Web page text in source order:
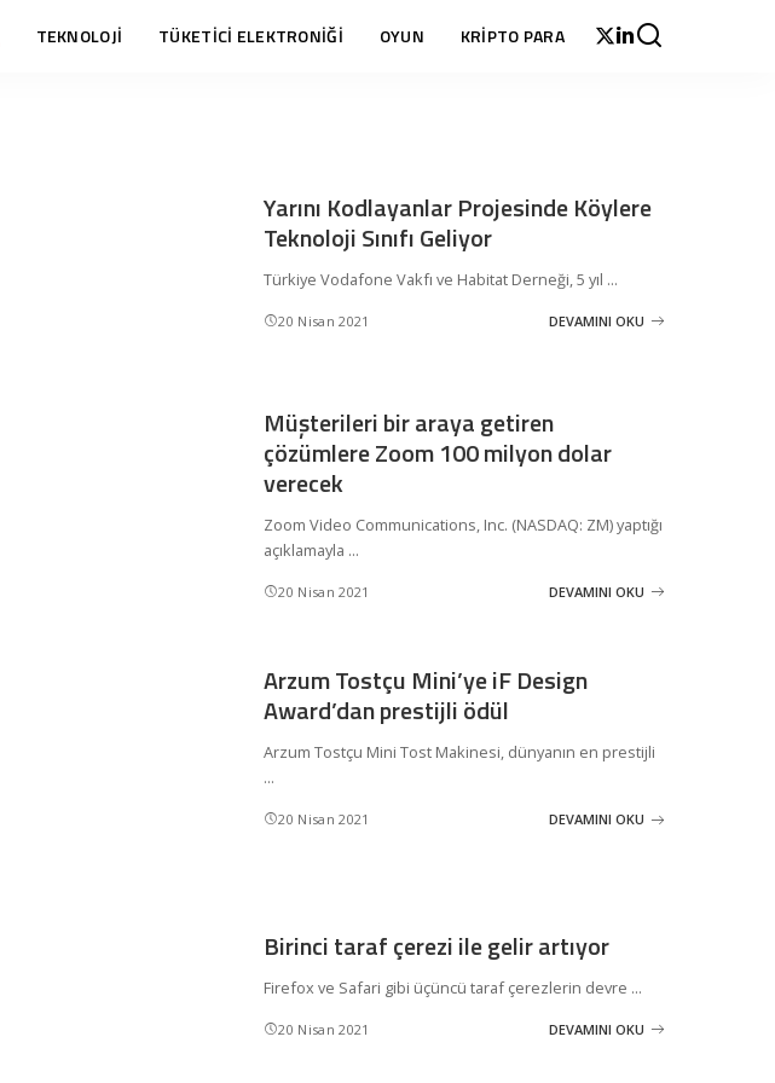
TEKNOLOJİ TÜKETİCİ ELEKTRONİĞİ OYUN KRİPTO PARA
Yarını Kodlayanlar Projesinde Köylere
Teknoloji Sınıfı Geliyor
Türkiye Vodafone Vakfı ve Habitat Derneği, 5 yıl ...
20 Nisan 2021 DEVAMINI OKU
Müşterileri bir araya getiren
çözümlere Zoom 100 milyon dolar
verecek
Zoom Video Communications, Inc. (NASDAQ: ZM) yaptığı
açıklamayla ...
20 Nisan 2021 DEVAMINI OKU
Arzum Tostçu Mini’ye iF Design
Award’dan prestijli ödül
Arzum Tostçu Mini Tost Makinesi, dünyanın en prestijli
...
20 Nisan 2021 DEVAMINI OKU
Birinci taraf çerezi ile gelir artıyor
Firefox ve Safari gibi üçüncü taraf çerezlerin devre ...
20 Nisan 2021 DEVAMINI OKU